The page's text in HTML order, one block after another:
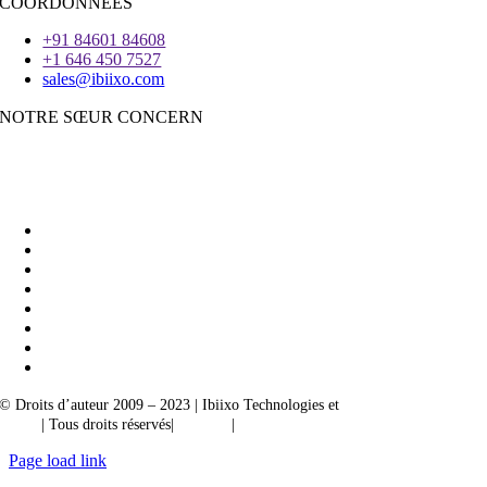
+91 84601 84608
+1 646 450 7527
sales@ibiixo.com
NOTRE SŒUR CONCERN
© Droits d’auteur 2009 – 2023 | Ibiixo Technologies et
| Tous droits réservés| |
Page load link